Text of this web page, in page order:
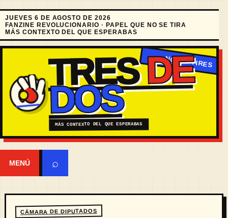
JUEVES 6 DE AGOSTO DE 2026
FANZINE REVOLUCIONARIO · PAPEL QUE NO SE TIRA
MÁS CONTEXTO DEL QUE ESPERABAS
TRESDE
DOS
MÁS CONTEXTO DEL QUE ESPERABAS
MENÚ ⌕
CÁMARA DE DIPUTADOS